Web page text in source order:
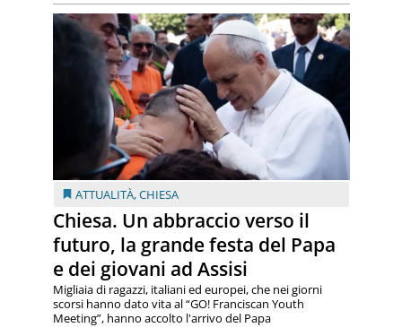
ATTUALITÀ,CHIESA
Chiesa. Un abbraccio verso il
futuro, la grande festa del Papa
e dei giovani ad Assisi
Migliaia di ragazzi, italiani ed europei, che nei giorni
scorsi hanno dato vita al “GO! Franciscan Youth
Meeting”, hanno accolto l'arrivo del Papa